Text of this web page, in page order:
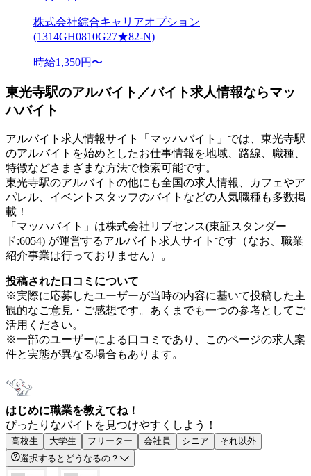
株式会社綜合キャリアオプション
(1314GH0810G27★82-N)
時給1,350円〜
東光寺駅のアルバイト／バイト求人情報ならマッ
ハバイト
アルバイト求人情報サイト「マッハバイト」では、東光寺駅
のアルバイトを始めとしたお仕事情報を地域、路線、職種、
特徴などさまざまな方法で検索可能です。
東光寺駅のアルバイトの他にも全国の求人情報、カフェやア
パレル、イベントスタッフのバイトなどの人気職種も多数掲
載！
「マッハバイト」は株式会社リブセンス(東証スタンダー
ド:6054) が運営するアルバイト求人サイトです（なお、職業
紹介事業は行っておりません）。
投稿された口コミについて
※実際に応募したユーザーが当時の内容に基いて投稿した主
観的なご意見・ご感想です。あくまでも一つの参考としてご
活用ください。
※一部のユーザーによる口コミであり、このページの求人案
件と実態が異なる場合もあります。
はじめに職業を教えてね！
ぴったりなバイトを見つけやすくしよう！
高校生 大学生 フリーター 会社員 シニア
それ以外
選択するとどうなるの？